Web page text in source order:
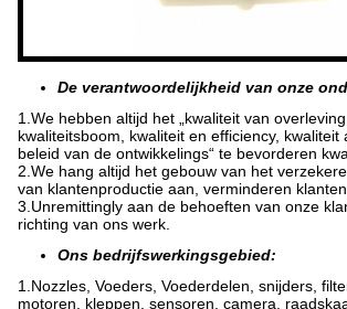
De verantwoordelijkheid van onze
1.We hebben altijd het „kwaliteit van
kwaliteitsboom, kwaliteit en efficiency, kwaliteit
beleid van de ontwikkelings“ te bevorderen
2.We hang altijd het gebouw van het
van klantenproductie aan, verminderen
3.Unremittingly aan de behoeften van onze
richting van ons werk.
Ons bedrijfswerkingsgebied:
1.Nozzles, Voeders, Voederdelen, snijders,
motoren, kleppen, sensoren, camera,